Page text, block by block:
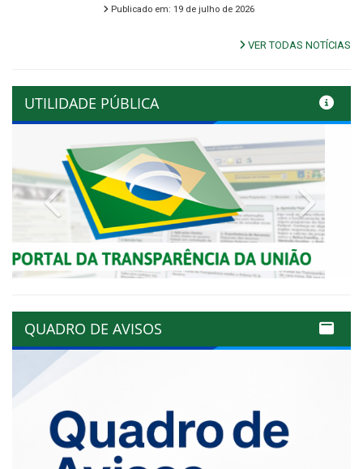
Publicado em: 19 de julho de 2026
VER TODAS NOTÍCIAS
UTILIDADE PÚBLICA
Previous
QUADRO DE AVISOS